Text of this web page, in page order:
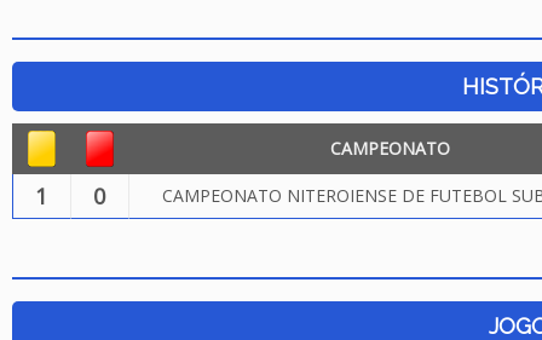
CAMPEONATO
1 0 CAMPEONATO NITEROIENSE DE FUTEBOL